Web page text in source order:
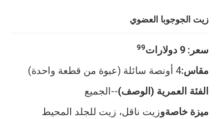
زيت الجوجوبا العضوي
سعر: 9 دولارات 99
مقاس:4 أونصة سائلة (عبوة من قطعة واحدة)
الفئة العمرية (الوصف)--الجميع
ميزة خاصةوزيت ناقل، زيت للجلد المحيط